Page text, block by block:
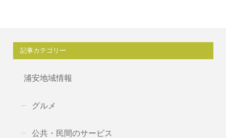
記事カテゴリー
浦安地域情報
グルメ
公共・民間のサービス